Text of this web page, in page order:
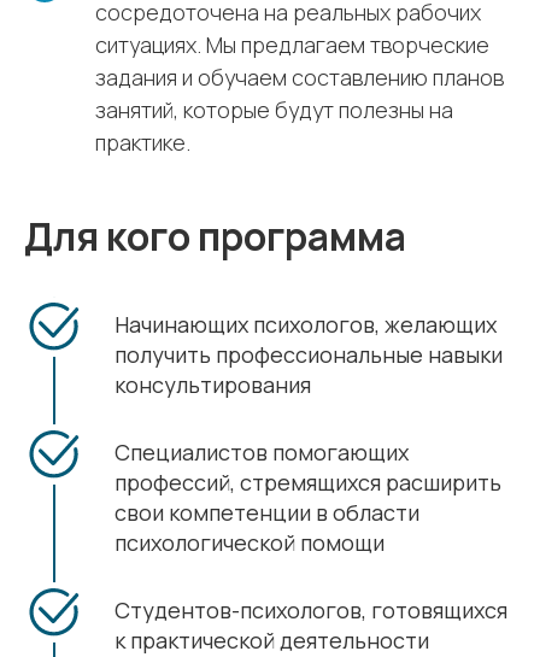
сосредоточена на реальных рабочих
ситуациях. Мы предлагаем творческие
задания и обучаем составлению планов
занятий, которые будут полезны на
практике.
Для кого программа
Начинающих психологов, желающих
получить профессиональные навыки
консультирования
Специалистов помогающих
профессий, стремящихся расширить
свои компетенции в области
психологической помощи
Студентов-психологов, готовящихся
к практической деятельности